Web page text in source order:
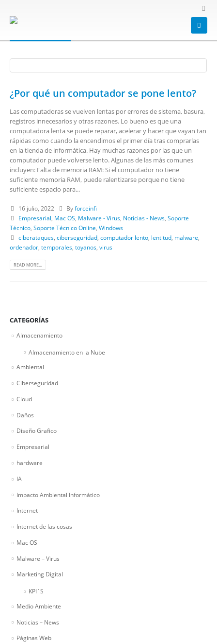
temporales
¿Por qué un computador se pone lento?
Las computadoras se vuelven lentas por errores de sistema, basura,
registros innecesarios y otras razones. Lo bueno es que una
computadora lenta se puede reparar, acelerar y hacer que vayan tan
rápidas como cuando la encendimos el primer día tras comprarlas
en la tienda de informática. Hay muchas razones por las que un
computador puede volverse lento. Algunas de las más comunes
incluyen: Falta de memoria RAM: Si el computador no tiene
suficiente memoria RAM, puede ralentizarse porque no tiene
suficiente espacio para...
16 julio, 2022 Byforceinfi
Empresarial Mac OS Malware - Virus, Noticias - News, Soporte
Técnico Soporte Técnico Online Windows
ciberataques, ciberseguridad, computador lento, lentitud, malware
ordenador temporales toyanos virus
READ MORE...
CATEGORÍAS
Almacenamiento
Almacenamiento en la Nube
Ambiental
Ciberseguridad
Cloud
Daños
Diseño Grafico
Empresarial
hardware
IA
Impacto Ambiental Informático
Internet
Internet de las cosas
Mac OS
Malware – Virus
Marketing Digital
KPI´S
Medio Ambiente
Noticias – News
Páginas Web